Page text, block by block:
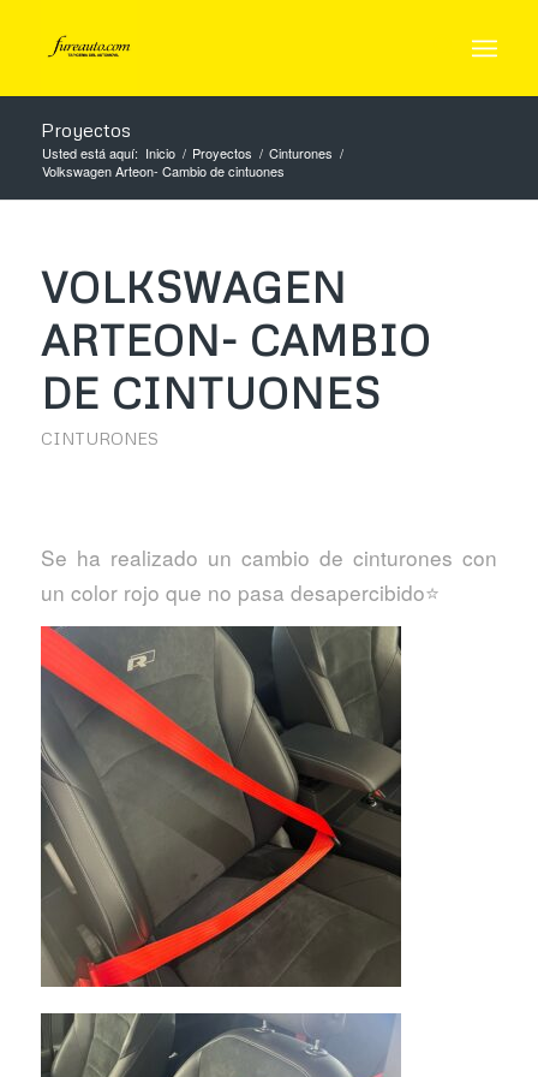
Proyectos
Usted está aquí: Inicio / Proyectos / Cinturones /
Volkswagen Arteon- Cambio de cintuones
VOLKSWAGEN
ARTEON- CAMBIO
DE CINTUONES
CINTURONES
Se ha realizado un cambio de cinturones con
un color rojo que no pasa desapercibido⭐️